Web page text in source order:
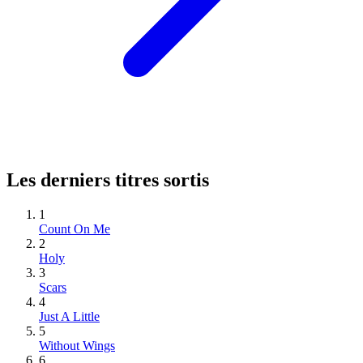
Les derniers titres sortis
1
Count On Me
2
Holy
3
Scars
4
Just A Little
5
Without Wings
6